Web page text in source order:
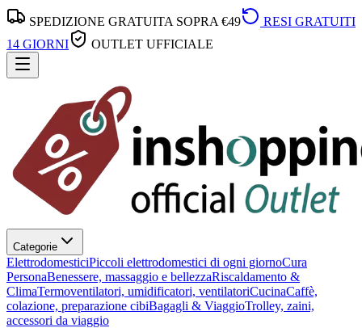
SPEDIZIONE GRATUITA SOPRA €49
RESI GRATUITI
14 GIORNI
OUTLET UFFICIALE
Categorie
ElettrodomesticiPiccoli elettrodomestici di ogni giornoCura
PersonaBenessere, massaggio e bellezzaRiscaldamento &
ClimaTermoventilatori, umidificatori, ventilatoriCucinaCaffè,
colazione, preparazione cibiBagagli & ViaggioTrolley, zaini,
accessori da viaggio